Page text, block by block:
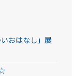
おはなし」展